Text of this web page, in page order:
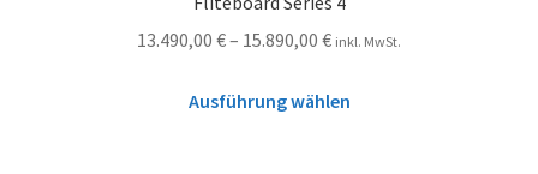
13.490,00 €– 15.890,00 € inkl. MwSt.
Ausführung wählen